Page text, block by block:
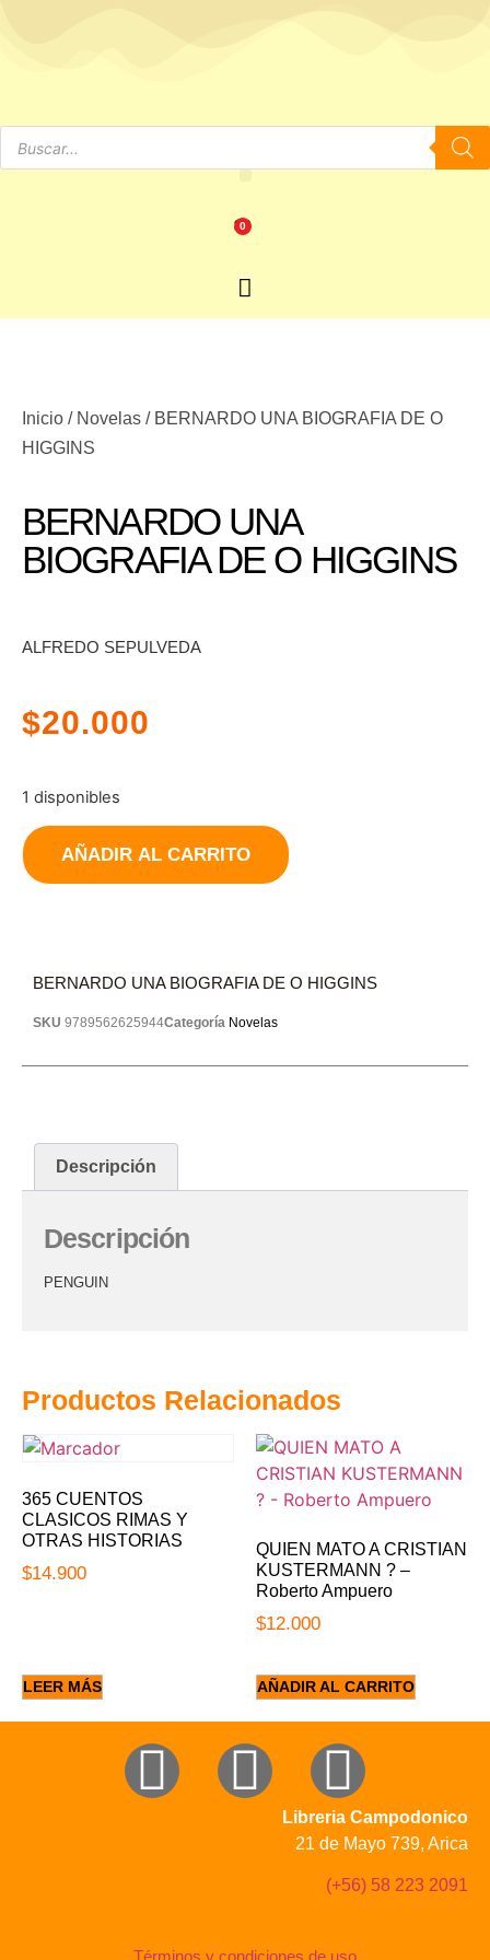
$0
0
Inicio / Novelas / BERNARDO UNA BIOGRAFIA DE O
HIGGINS
BERNARDO UNA
BIOGRAFIA DE O HIGGINS
ALFREDO SEPULVEDA
$20.000
1 disponibles
AÑADIR AL CARRITO
Productos Relacionados
365 CUENTOS
CLASICOS RIMAS Y
OTRAS HISTORIAS
$14.900
LEER MÁS
QUIEN MATO A CRISTIAN
KUSTERMANN ? –
Roberto Ampuero
$12.000
AÑADIR AL CARRITO
BERNARDO UNA BIOGRAFIA DE O HIGGINS
SKU 9789562625944Categoría Novelas
Descripción
Descripción
PENGUIN
Libreria Campodonico
21 de Mayo 739, Arica
(+56) 58 223 2091